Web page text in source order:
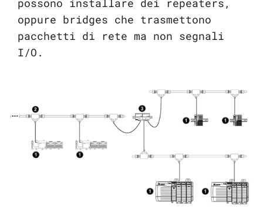
possono installare dei repeaters,
oppure bridges che trasmettono
pacchetti di rete ma non segnali
I/O.